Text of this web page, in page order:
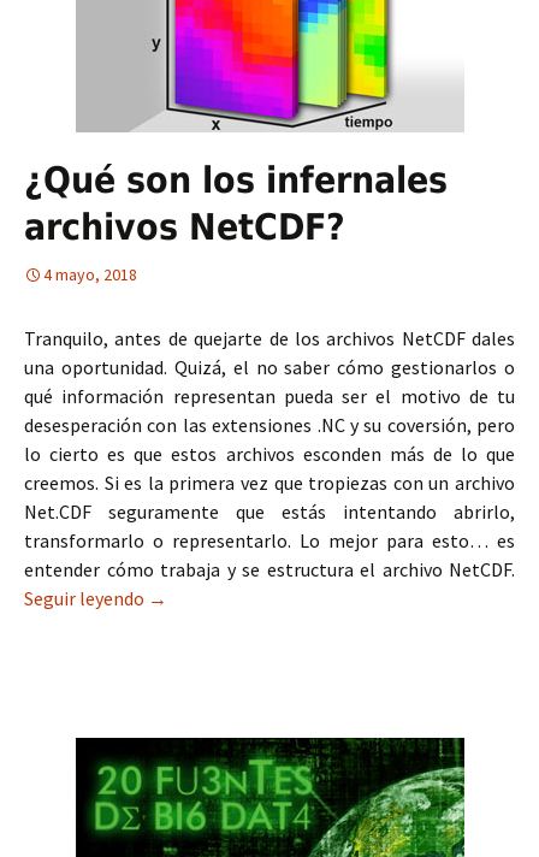
¿Qué son los infernales
archivos NetCDF?
4 mayo, 2018
Tranquilo, antes de quejarte de los archivos NetCDF dales
una oportunidad. Quizá, el no saber cómo gestionarlos o
qué información representan pueda ser el motivo de tu
desesperación con las extensiones .NC y su coversión, pero
lo cierto es que estos archivos esconden más de lo que
creemos. Si es la primera vez que tropiezas con un archivo
Net.CDF seguramente que estás intentando abrirlo,
transformarlo o representarlo. Lo mejor para esto… es
entender cómo trabaja y se estructura el archivo NetCDF.
Seguir leyendo ¿Qué son los infernales archivos NetCDF?
→